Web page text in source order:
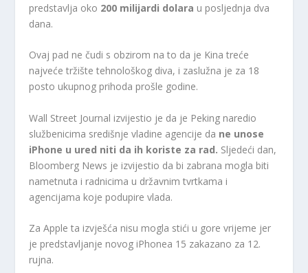
predstavlja oko 200 milijardi dolara u posljednja dva
dana.
Ovaj pad ne čudi s obzirom na to da je Kina treće
najveće tržište tehnološkog diva, i zaslužna je za 18
posto ukupnog prihoda prošle godine.
Wall Street Journal izvijestio je da je Peking naredio
službenicima središnje vladine agencije da ne unose
iPhone u ured niti da ih koriste za rad. Sljedeći dan,
Bloomberg News je izvijestio da bi zabrana mogla biti
nametnuta i radnicima u državnim tvrtkama i
agencijama koje podupire vlada.
Za Apple ta izvješća nisu mogla stići u gore vrijeme jer
je predstavljanje novog iPhonea 15 zakazano za 12.
rujna.